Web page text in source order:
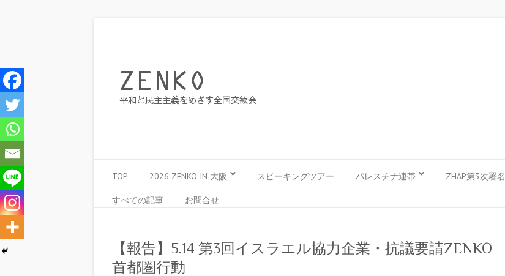
TOP 2026 ZENKO IN 大阪 スピーキングツアー パレスチナ連帯 ZHAP第3次署名
すべての記事 お問合せ
【報告】5.14 第3回イスラエル協力企業・抗議要請ZENKO
首都圏行動